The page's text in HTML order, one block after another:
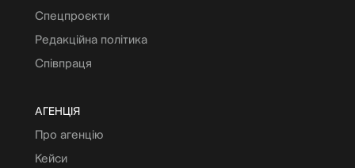
Спецпроєкти
Редакційна політика
Співпраця
АГЕНЦІЯ
Про агенцію
Кейси